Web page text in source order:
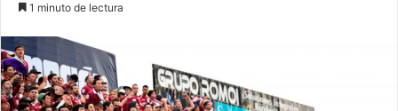
1 minuto de lectura